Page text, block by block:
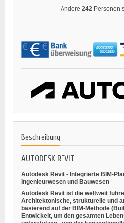
Andere 242 Personen
Beschreibung
AUTODESK REVIT
Autodesk Revit - Integrierte BIM-
Ingenieurwesen und Bauwesen
Autodesk Revit ist die weltweit
Architektonische, strukturelle und
basierend auf der BIM-Methode
Entwickelt, um den gesamten